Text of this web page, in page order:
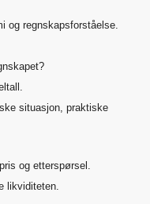
og regnskapsforståelse.
situasjon, praktiske
og etterspørsel.
likviditeten.